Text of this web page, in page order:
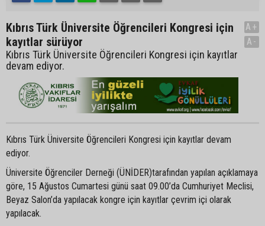
Kıbrıs Türk Üniversite Öğrencileri Kongresi için
kayıtlar sürüyor
Kıbrıs Türk Üniversite Öğrencileri Kongresi için kayıtlar
devam ediyor.
A+
A-
Kıbrıs Türk Üniversite Öğrencileri Kongresi için kayıtlar devam
ediyor.
Üniversite Öğrenciler Derneği (ÜNİDER)tarafından yapılan açıklamaya
göre, 15 Ağustos Cumartesi günü saat 09.00’da Cumhuriyet Meclisi,
Beyaz Salon’da yapılacak kongre için kayıtlar çevrim içi olarak
yapılacak.